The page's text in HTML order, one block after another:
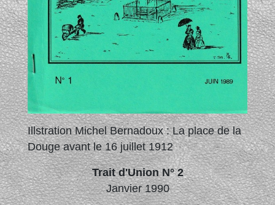
Illstration Michel Bernadoux : La place de la
Douge avant le 16 juillet 1912
Trait d'Union N° 2
Janvier 1990